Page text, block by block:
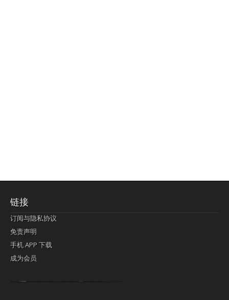
链接
订阅与隐私协议
免责声明
手机 APP 下载
成为会员